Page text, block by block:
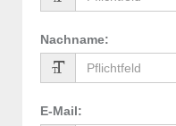
Nachname:
E-Mail: